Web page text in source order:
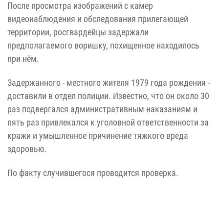
После просмотра изображений с камер
видеонаблюдения и обследования прилегающей
территории, росгвардейцы задержали
предполагаемого воришку, похищенное находилось
при нём.
Задержанного - местного жителя 1979 года рождения -
доставили в отдел полиции. Известно, что он около 30
раз подвергался административным наказаниям и
пять раз привлекался к уголовной ответственности за
кражи и умышленное причинение тяжкого вреда
здоровью.
По факту случившегося проводится проверка.